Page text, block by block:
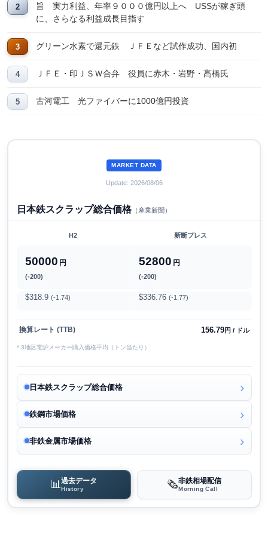
旨 実力利益、年率９０００億円以上へ USSが稼ぎ頭
に、さらなる利益成長目指す
グリーン水素で還元鉄 ＪＦＥなど試作成功、国内初
ＪＦＥ・印ＪＳＷ合弁 役員に赤木・岩野・髙橋氏
古河電工 光ファイバーに1000億円投資
MARKET DATA
Update: 2026/08/06
日本鉄スクラップ総合価格（産業新聞）
H2 新断プレス
50000 円
(-200)
52800 円
(-200)
$318.9 (-1.74) $336.76 (-1.77)
換算レート (TTB) 156.79円 / ドル
* 3地区電炉メーカー購入価格平均（トン当たり）
日本鉄スクラップ総合価格
鉄鋼市場価格
非鉄金属市場価格
📊過去データ
History 🗞️非鉄相場配信
Morning Call